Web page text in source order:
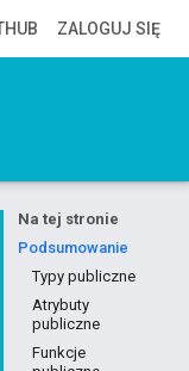
ZALOGUJ SIĘ
Na tej stronie
Podsumowanie
Typy publiczne
Atrybuty
publiczne
Funkcje